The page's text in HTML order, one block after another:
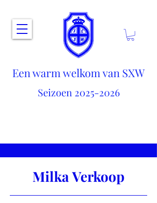
Een warm welkom van SXW
Seizoen 2025-2026
Milka Verkoop